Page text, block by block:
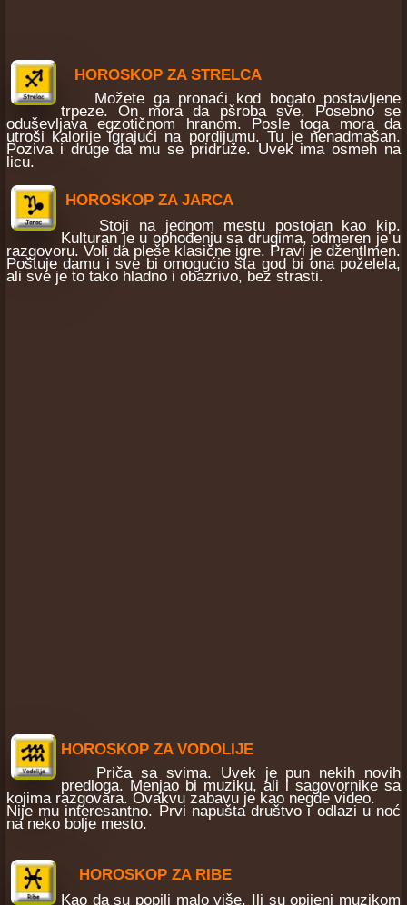
HOROSKOP ZA STRELCA
Možete ga pronaći kod bogato postavljene
trpeze. On mora da pšroba sve. Posebno se
oduševljava egzotičnom hranom. Posle toga mora da
utroši kalorije igrajući na pordijumu. Tu je nenadmašan.
Poziva i druge da mu se pridruže. Uvek ima osmeh na
licu.
HOROSKOP ZA JARCA
Stoji na jednom mestu postojan kao kip.
Kulturan je u ophođenju sa drugima, odmeren je u
razgovoru. Voli da pleše klasične igre. Pravi je džentlmen.
Poštuje damu i sve bi omogućio šta god bi ona poželela,
ali sve je to tako hladno i obazrivo, bez strasti.
HOROSKOP ZA VODOLIJE
Priča sa svima. Uvek je pun nekih novih
predloga. Menjao bi muziku, ali i sagovornike sa
kojima razgovara. Ovakvu zabavu je kao negde video.
Nije mu interesantno. Prvi napušta društvo i odlazi u noć
na neko bolje mesto.
HOROSKOP ZA RIBE
Kao da su popili malo više. Ili su opijeni muzikom